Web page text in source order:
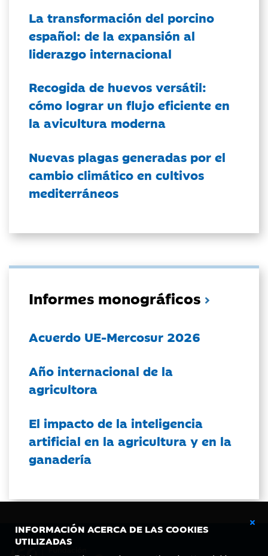
INFORMACIÓN ACERCA DE LAS COOKIES
UTILIZADAS
La transformación del porcino
español: de la expansión al
liderazgo internacional
Recogida de huevos versátil:
cómo lograr un flujo eficiente en
la avicultura moderna
Nuevas plagas generadas por el
cambio climático en cultivos
mediterráneos
Informes monográficos
Acuerdo UE-Mercosur 2026
Año internacional de la
agricultora
El impacto de la inteligencia
artificial en la agricultura y en la
ganadería